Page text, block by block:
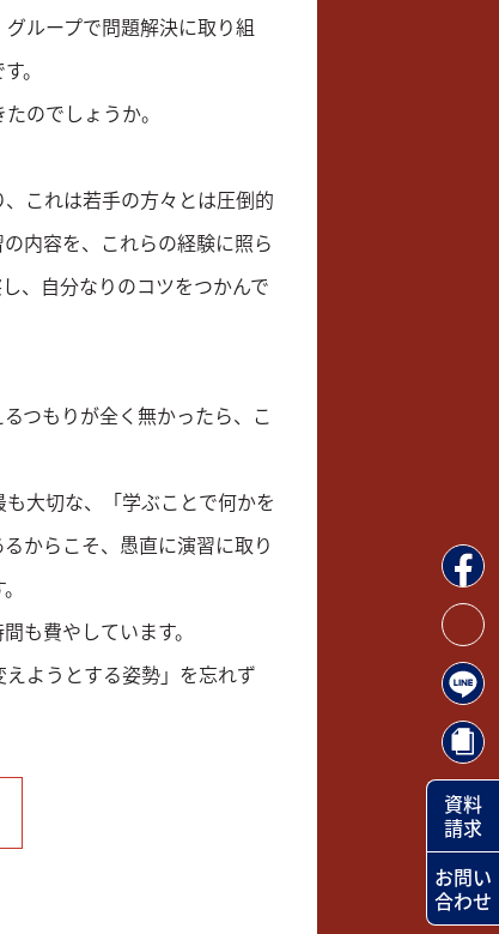
ループで問題解決に取り組
。
のでしょうか。
これは若手の方々とは圧倒的
内容を、これらの経験に照ら
、自分なりのコツをつかんで
つもりが全く無かったら、こ
大切な、「学ぶことで何かを
からこそ、愚直に演習に取り
も費やしています。
ようとする姿勢」を忘れず
資料
請求
お問い
合わせ